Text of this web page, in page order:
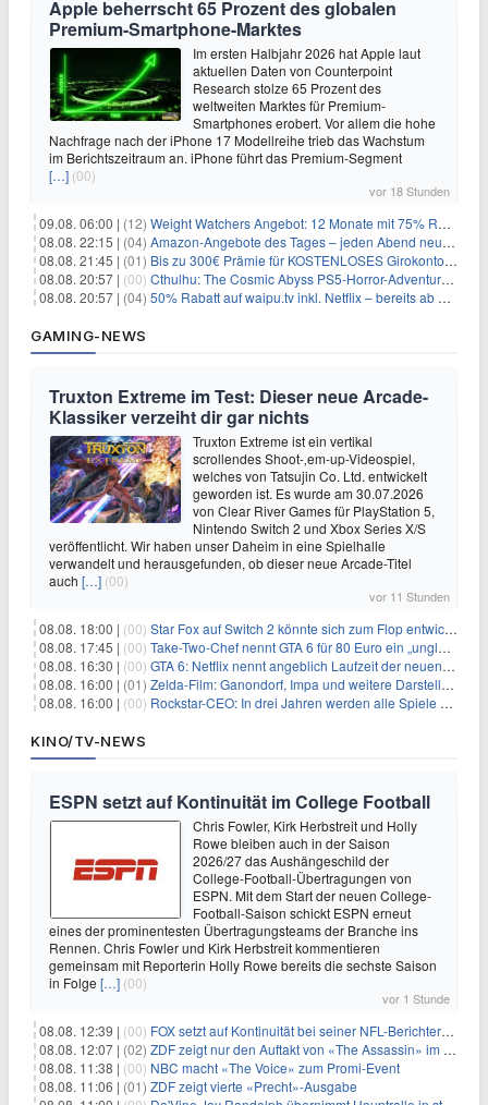
Apple beherrscht 65 Prozent des globalen
Premium-Smartphone-Marktes
Im ersten Halbjahr 2026 hat Apple laut
aktuellen Daten von Counterpoint
Research stolze 65 Prozent des
weltweiten Marktes für Premium-
Smartphones erobert. Vor allem die hohe
Nachfrage nach der iPhone 17 Modellreihe trieb das Wachstum
im Berichtszeitraum an. iPhone führt das Premium-Segment
[…] (00)
vor 18 Stunden
09.08. 06:00 | (12) Weight Watchers Angebot: 12 Monate mit 75% Rabatt ab 6,25€/Monat
08.08. 22:15 | (04) Amazon-Angebote des Tages – jeden Abend neue Deals zum Stöbern
08.08. 21:45 | (01) Bis zu 300€ Prämie für KOSTENLOSES Girokonto bei der Santander – 50€ schon nach 1 Woche!
08.08. 20:57 | (00) Cthulhu: The Cosmic Abyss PS5-Horror-Adventure für 27,99€
08.08. 20:57 | (04) 50% Rabatt auf waipu.tv inkl. Netflix – bereits ab 9€/Monat (statt 17,99€)
GAMING-NEWS
Truxton Extreme im Test: Dieser neue Arcade-
Klassiker verzeiht dir gar nichts
Truxton Extreme ist ein vertikal
scrollendes Shoot-‚em-up-Videospiel,
welches von Tatsujin Co. Ltd. entwickelt
geworden ist. Es wurde am 30.07.2026
von Clear River Games für PlayStation 5,
Nintendo Switch 2 und Xbox Series X/S
veröffentlicht. Wir haben unser Daheim in eine Spielhalle
verwandelt und herausgefunden, ob dieser neue Arcade-Titel
auch […] (00)
vor 11 Stunden
08.08. 18:00 | (00) Star Fox auf Switch 2 könnte sich zum Flop entwickeln
08.08. 17:45 | (00) Take-Two-Chef nennt GTA 6 für 80 Euro ein „unglaubliches Schnäppchen“
08.08. 16:30 | (00) GTA 6: Netflix nennt angeblich Laufzeit der neuen Gameplay-Präsentation
08.08. 16:00 | (01) Zelda-Film: Ganondorf, Impa und weitere Darsteller sollen feststehen
08.08. 16:00 | (00) Rockstar-CEO: In drei Jahren werden alle Spiele gestreamt
KINO/TV-NEWS
ESPN setzt auf Kontinuität im College Football
Chris Fowler, Kirk Herbstreit und Holly
Rowe bleiben auch in der Saison
2026/27 das Aushängeschild der
College-Football-Übertragungen von
ESPN. Mit dem Start der neuen College-
Football-Saison schickt ESPN erneut
eines der prominentesten Übertragungsteams der Branche ins
Rennen. Chris Fowler und Kirk Herbstreit kommentieren
gemeinsam mit Reporterin Holly Rowe bereits die sechste Saison
in Folge […] (00)
vor 1 Stunde
08.08. 12:39 | (00) FOX setzt auf Kontinuität bei seiner NFL-Berichterstattung
08.08. 12:07 | (02) ZDF zeigt nur den Auftakt von «The Assassin» im Fernsehen
08.08. 11:38 | (00) NBC macht «The Voice» zum Promi-Event
08.08. 11:06 | (01) ZDF zeigt vierte «Precht»-Ausgabe